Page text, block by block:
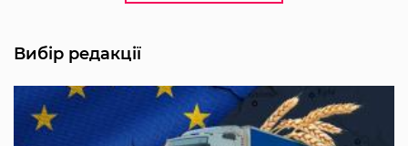
Вибір редакції